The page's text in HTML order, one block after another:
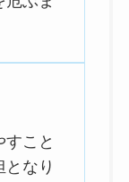
こと
なり